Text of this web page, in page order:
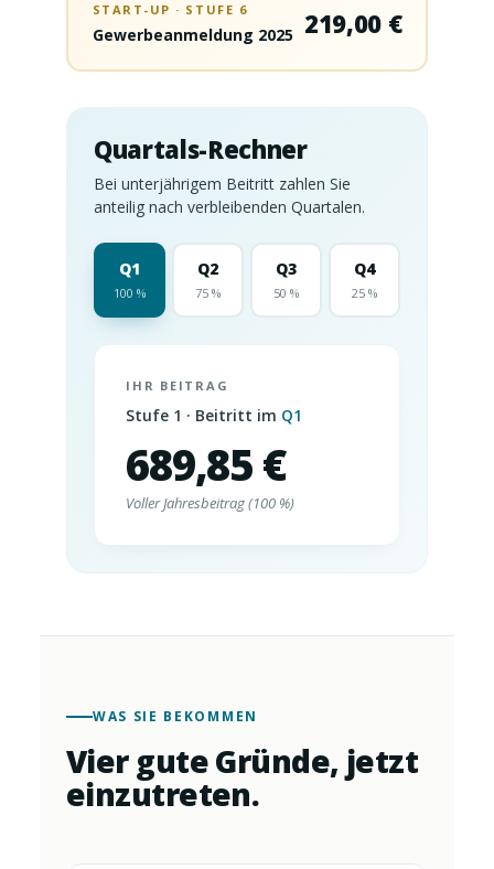
START-UP · STUFE 6
Gewerbeanmeldung 2025 219,00 €
Quartals-Rechner
Bei unterjährigem Beitritt zahlen Sie
anteilig nach verbleibenden Quartalen.
Q1
100 %
Q2
75 %
Q3
50 %
Q4
25 %
IHR BEITRAG
Stufe 1 · Beitritt im Q1
689,85 €
Voller Jahresbeitrag (100 %)
WAS SIE BEKOMMEN
Vier gute Gründe, jetzt
einzutreten.